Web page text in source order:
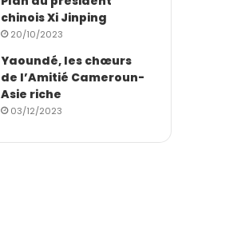
chinois Xi Jinping
20/10/2023
Yaoundé, les chœurs
de l’Amitié Cameroun-
Asie riche
03/12/2023